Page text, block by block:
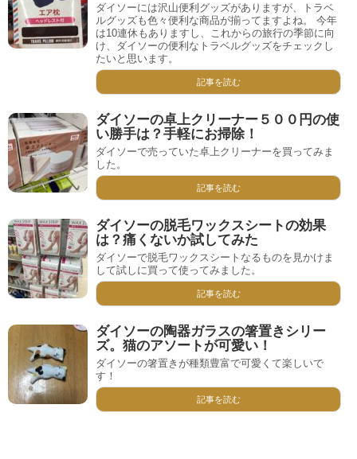
ダイソーには沢山便利グッズがありますが、トラベ
ルグッズも色々便利な商品が揃ってますよね。 今年
は10連休もありますし、これからの旅行の季節に向
け、ダイソーの便利なトラベルグッズをチェックし
たいと思います。
記事を読む
ダイソーの卓上クリーナー５００円の使
い勝手は？手軽にお掃除！
ダイソーで売っていた卓上クリーナーを買ってみま
した。
記事を読む
ダイソーの脱毛ワックスシートの効果
は？痛くないか試してみた
ダイソーで脱毛ワックスシートなるものを見かけま
して試しに買って使ってみました。
記事を読む
ダイソーの陶器ガラスの箸置きシリー
ズ。猫のアソートが可愛い！
ダイソーの箸置きが種類豊富で可愛くて楽しいで
す！
記事を読む